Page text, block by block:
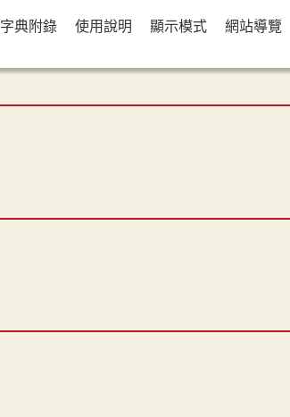
字典附錄 使用說明 顯示模式 網站導覽